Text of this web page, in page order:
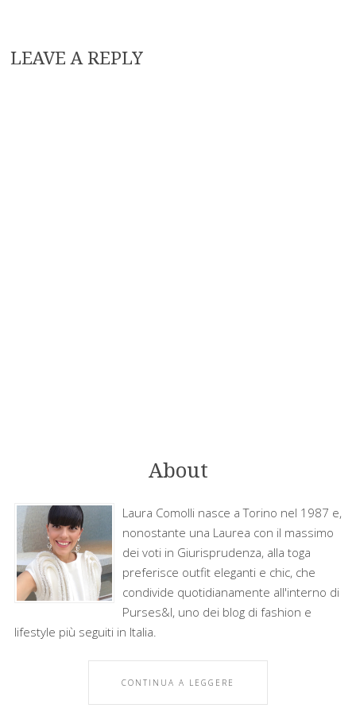
LEAVE A REPLY
About
Laura Comolli nasce a Torino nel 1987 e,
nonostante una Laurea con il massimo
dei voti in Giurisprudenza, alla toga
preferisce outfit eleganti e chic, che
condivide quotidianamente all'interno di
Purses&I, uno dei blog di fashion e
lifestyle più seguiti in Italia.
CONTINUA A LEGGERE